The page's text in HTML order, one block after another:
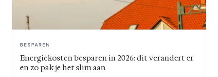
BESPAREN
Energiekosten besparen in 2026: dit verandert er
en zo pak je het slim aan